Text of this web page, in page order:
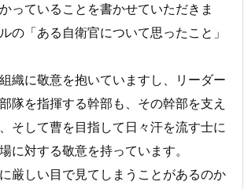
っていることを書かせていただきま
の「ある自衛官について思ったこと」
織に敬意を抱いていますし、リーダー
隊を指揮する幹部も、その幹部を支え
そして曹を目指して日々汗を流す士に
に対する敬意を持っています。
厳しい目で見てしまうことがあるのか